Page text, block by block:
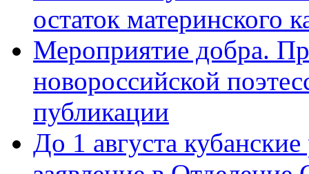
остаток материнского
Мероприятие добра.
новороссийской
публикации
До 1 августа